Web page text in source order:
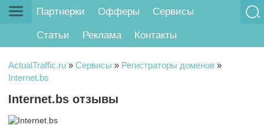
Партнерки Офферы Сервисы
Статьи Реклама Контакты
ActualTraffic.ru » Сервисы » Регистраторы доменов »
Internet.bs
Internet.bs отзывы